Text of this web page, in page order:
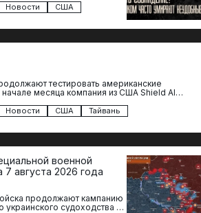
версии снова
похожими:
Новости США
тестировать американские
месяца компания из США Shield AI
Новости США Тайвань
военной
7 августа 2026 года
продолжают кампанию
судоходства в